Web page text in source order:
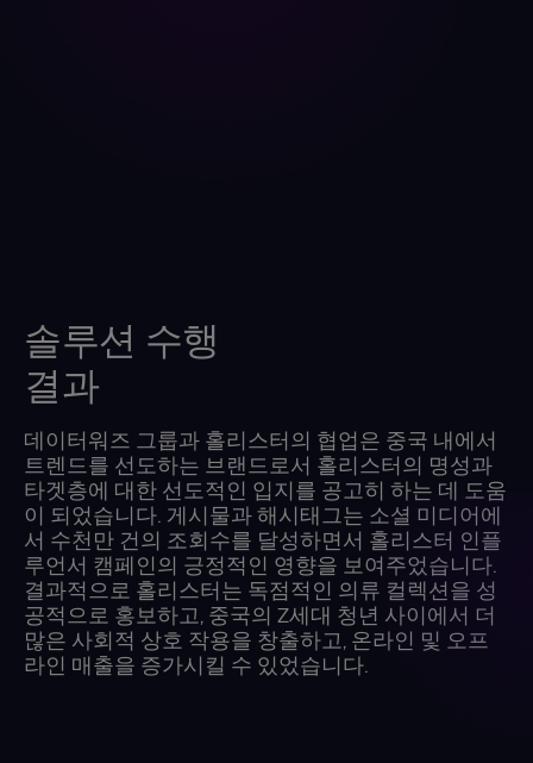
솔루션 수행
결과
데이터워즈 그룹과 홀리스터의 협업은 중국 내에서
트렌드를 선도하는 브랜드로서 홀리스터의 명성과
타겟층에 대한 선도적인 입지를 공고히 하는 데 도움
이 되었습니다. 게시물과 해시태그는 소셜 미디어에
서 수천만 건의 조회수를 달성하면서 홀리스터 인플
루언서 캠페인의 긍정적인 영향을 보여주었습니다.
결과적으로 홀리스터는 독점적인 의류 컬렉션을 성
공적으로 홍보하고, 중국의 Z세대 청년 사이에서 더
많은 사회적 상호 작용을 창출하고, 온라인 및 오프
라인 매출을 증가시킬 수 있었습니다.